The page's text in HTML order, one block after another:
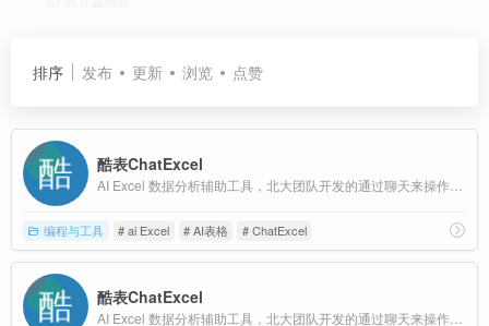
排序 发布 更新 浏览 点赞
酷表ChatExcel
编程与工具 # ai Excel # AI表格 # ChatExcel
酷表ChatExcel